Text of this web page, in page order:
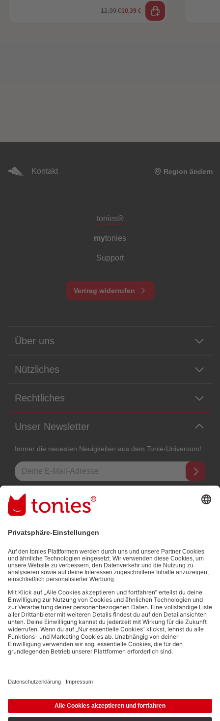
12,99 €10,39 €
Kontakt Region ändern
Meta-Navigation Footer
tonies®
mytonies
Support
Vertrag widerrufen
Über uns
Nützliches
Rechtliches
Unser Newsletter
Immer die neuesten Neuigkeiten aus dem Tonie-Universum!
E-Mail-Addresse
Mit dem Absenden abonnierst du unseren E-Mail-Newsletter, der auf
den von dir bereitgestellten Informationen (z.B. Account-informationen)
und den von dir zu Werbezwecken bereitgestellten
Datenschutzbestimmungen.
Bezahlmethoden:
Links zu sozialen Netzwerken
Die Nutzung der Inhalte für Text- und Data-Mining von (generativen) KI
Zusammenhang ausdrücklich vorbehalten und daher verboten.